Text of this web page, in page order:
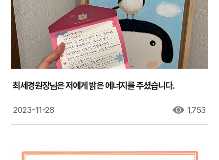
최세경원장님은 저에게 밝은 에너지를 주셨습니다.
2023-11-28 1,753